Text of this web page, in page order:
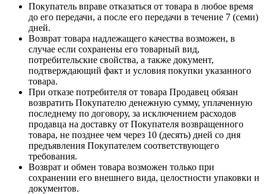
Покупатель вправе отказаться от товара в любое время
до его передачи, а после его передачи в течение 7 (семи)
дней.
Возврат товара надлежащего качества возможен, в
случае если сохранены его товарный вид,
потребительские свойства, а также документ,
подтверждающий факт и условия покупки указанного
товара.
При отказе потребителя от товара Продавец обязан
возвратить Покупателю денежную сумму, уплаченную
последнему по договору, за исключением расходов
продавца на доставку от Покупателя возвращенного
товара, не позднее чем через 10 (десять) дней со дня
предъявления Покупателем соответствующего
требования.
Возврат и обмен товара возможен только при
сохранении его внешнего вида, целостности упаковки и
документов.